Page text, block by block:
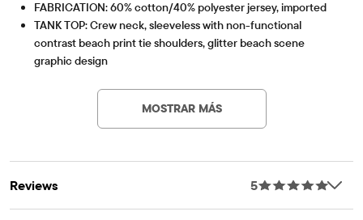
FABRICATION: 60% cotton/40% polyester jersey, imported
TANK TOP: Crew neck, sleeveless with non-functional
contrast beach print tie shoulders, glitter beach scene
graphic design
FEATURES: Fabric finished for added softness & to reduce
MOSTRAR MÁS
Reviews 5